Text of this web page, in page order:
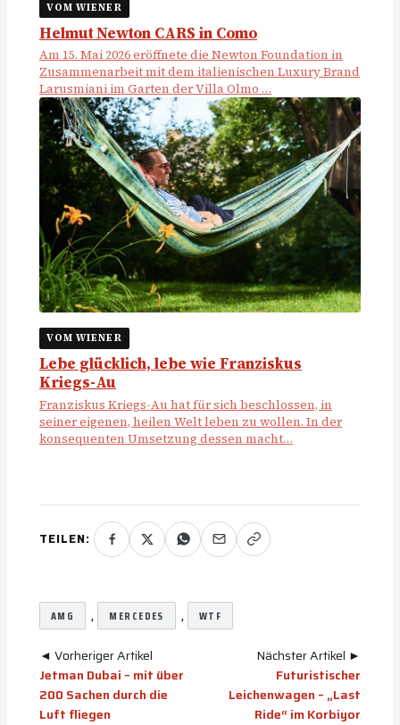
VOM WIENER
Helmut Newton CARS in Como
Am 15. Mai 2026 eröffnete die Newton Foundation in
Zusammenarbeit mit dem italienischen Luxury Brand
Larusmiani im Garten der Villa Olmo …
VOM WIENER
Lebe glücklich, lebe wie Franziskus
Kriegs-Au
Franziskus Kriegs-Au hat für sich beschlossen, in
seiner eigenen, heilen Welt leben zu wollen. In der
konsequenten Umsetzung dessen macht…
TEILEN:
AMG , MERCEDES , WTF
◄ Vorheriger Artikel
Jetman Dubai – mit über
200 Sachen durch die
Luft fliegen
Nächster Artikel ►
Futuristischer
Leichenwagen – „Last
Ride“ im Korbiyor